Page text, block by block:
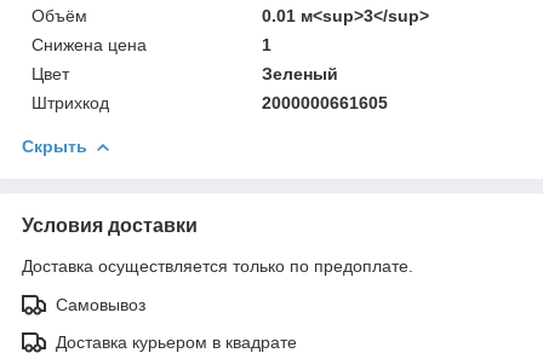
Объём
0.01 м<sup>3</sup>
Снижена цена
1
Цвет
Зеленый
Штрихкод
2000000661605
Скрыть
Условия доставки
Доставка осуществляется только по предоплате.
Самовывоз
Доставка курьером в квадрате